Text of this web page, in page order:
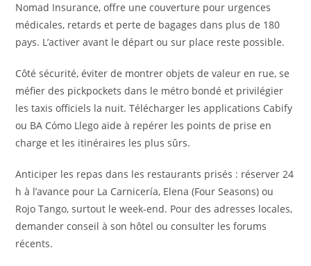
Nomad Insurance, offre une couverture pour urgences
médicales, retards et perte de bagages dans plus de 180
pays. L’activer avant le départ ou sur place reste possible.
Côté sécurité, éviter de montrer objets de valeur en rue, se
méfier des pickpockets dans le métro bondé et privilégier
les taxis officiels la nuit. Télécharger les applications Cabify
ou BA Cómo Llego aide à repérer les points de prise en
charge et les itinéraires les plus sûrs.
Anticiper les repas dans les restaurants prisés : réserver 24
h à l’avance pour La Carnicería, Elena (Four Seasons) ou
Rojo Tango, surtout le week-end. Pour des adresses locales,
demander conseil à son hôtel ou consulter les forums
récents.